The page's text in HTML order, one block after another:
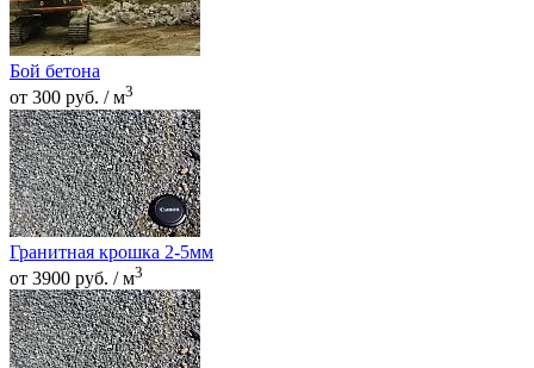
Бой бетона
от 300 руб. / м3
Гранитная крошка 2-5мм
от 3900 руб. / м3